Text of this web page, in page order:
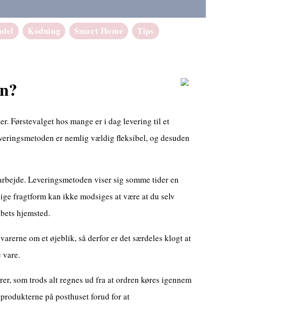
Kodning Smart Home Tips
Førstevalget hos mange er i dag levering til et
er nemlig vældig fleksibel, og desuden
Leveringsmetoden viser sig somme tider en
fragtform kan ikke modsiges at være at du selv
hjemsted.
om et øjeblik, så derfor er det særdeles klogt at
vare.
som trods alt regnes ud fra at ordren køres igennem
på posthuset forud for at